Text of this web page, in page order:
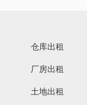
仓库出租
厂房出租
土地出租